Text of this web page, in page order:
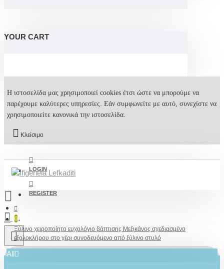
YOUR CART
Η ιστοσελίδα μας χρησιμοποιεί cookies έτσι ώστε να μπορούμε να
παρέχουμε καλύτερες υπηρεσίες. Εάν συμφωνείτε με αυτό, συνεχίστε να
χρησιμοποιείτε κανονικά την ιστοσελίδα.
Κλείσιμο
LOGIN
REGISTER
0
All
Ξύλινο χειροποίητο ευχολόγιο βάπτισης Μεξικάνος σχεδιασμένο
εξολοκλήρου στο χέρι συνοδευόμενο από ξύλινο στυλό